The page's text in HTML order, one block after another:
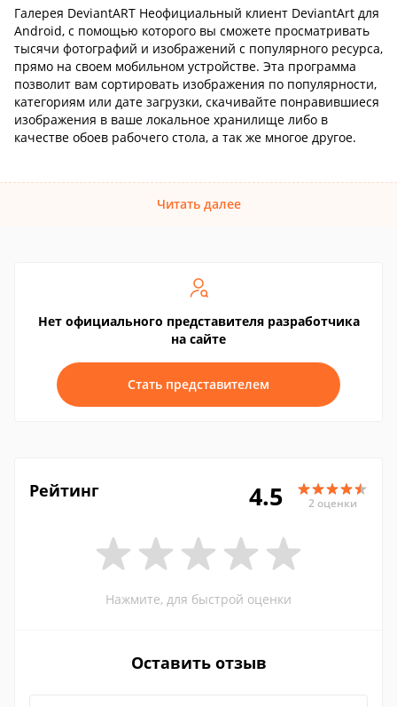
Галерея DeviantART Неофициальный клиент DeviantArt для
Android, с помощью которого вы сможете просматривать
тысячи фотографий и изображений с популярного ресурса,
прямо на своем мобильном устройстве. Эта программа
позволит вам сортировать изображения по популярности,
категориям или дате загрузки, скачивайте понравившиеся
изображения в ваше локальное хранилище либо в
качестве обоев рабочего стола, а так же многое другое.
Читать далее
Нет официального представителя разработчика
на сайте
Стать представителем
Рейтинг 4.5 2 оценки
Нажмите, для быстрой оценки
Оставить отзыв